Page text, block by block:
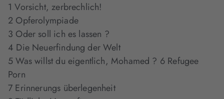
1 Vorsicht, zerbrechlich!
2 Opferolympiade
3 Oder soll ich es lassen ?
4 Die Neuerfindung der Welt
5 Was willst du eigentlich, Mohamed ? 6 Refugee
Porn
7 Erinnerungs überlegenheit